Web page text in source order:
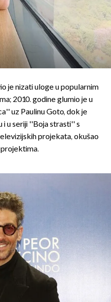
je nizati uloge u popularnim
2010. godine glumio je u
uz Paulinu Goto, dok je
i u seriji ''Boja strasti'' s
projekata, okušao